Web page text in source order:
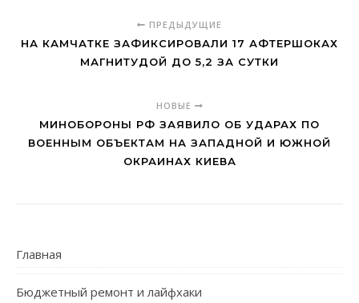
ПРЕДЫДУЩИЕ
НА КАМЧАТКЕ ЗАФИКСИРОВАЛИ 17 АФТЕРШОКАХ
МАГНИТУДОЙ ДО 5,2 ЗА СУТКИ
НОВЫЕ
МИНОБОРОНЫ РФ ЗАЯВИЛО ОБ УДАРАХ ПО
ВОЕННЫМ ОБЪЕКТАМ НА ЗАПАДНОЙ И ЮЖНОЙ
ОКРАИНАХ КИЕВА
Главная
Бюджетный ремонт и лайфхаки